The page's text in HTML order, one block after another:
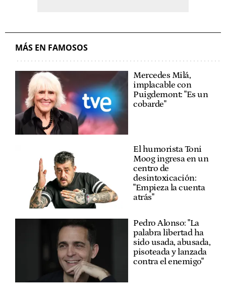
MÁS EN FAMOSOS
Mercedes Milá,
implacable con
Puigdemont: "Es un
cobarde"
El humorista Toni
Moog ingresa en un
centro de
desintoxicación:
"Empieza la cuenta
atrás"
Pedro Alonso: "La
palabra libertad ha
sido usada, abusada,
pisoteada y lanzada
contra el enemigo"